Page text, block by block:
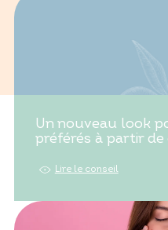
Un nouveau look
préférés à partir de
Lire le conseil